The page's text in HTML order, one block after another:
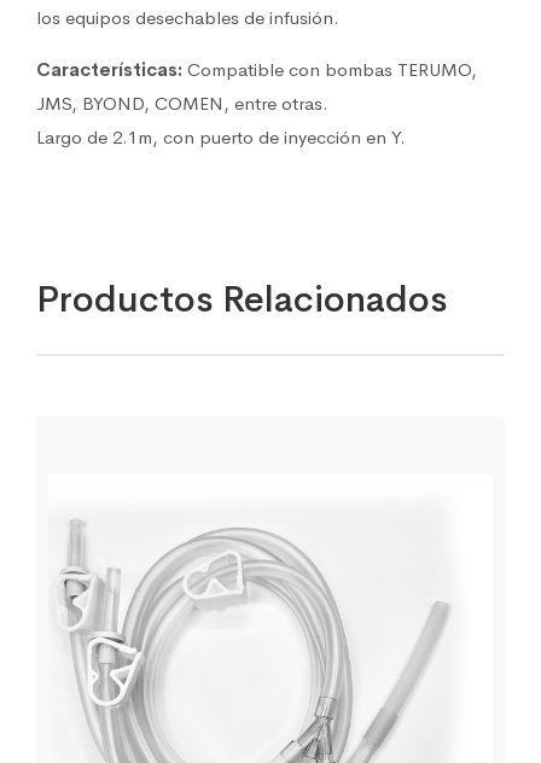
los equipos desechables de infusión.
Características: Compatible con bombas TERUMO,
JMS, BYOND, COMEN, entre otras.
Largo de 2.1m, con puerto de inyección en Y.
Productos Relacionados